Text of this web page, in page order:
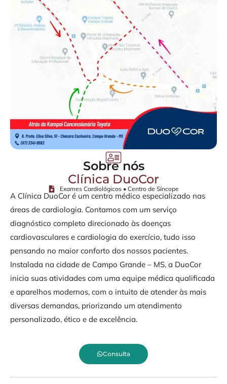
Sobre nós
Clínica DuoCor
Exames Cardiológicos • Centro de Síncope
A Clínica DuoCor é um centro médico especializado nas
áreas de cardiologia. Contamos com um serviço
diagnóstico completo direcionado às doenças
cardiovasculares e cardiologia do exercício, tudo isso
pensando no maior conforto dos nossos pacientes.
Instalada na cidade de Campo Grande – MS, a DuoCor
inicia suas atividades com uma equipe médica qualificada
e aparelhos modernos, com o intuito de atender às mais
diversas demandas, priorizando um atendimento
personalizado, ético e de excelência.
Consulta